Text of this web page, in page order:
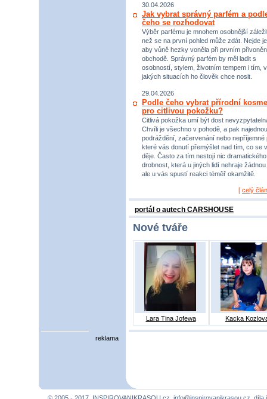
30.04.2026
Jak vybrat správný parfém a
čeho se rozhodovat
Výběr parfému je mnohem osobnější
než se na první pohled může zdát. Nejde
aby vůně hezky voněla při prvním
obchodě. Správný parfém by měl ladit s
osobností, stylem, životním tempem i tím, v
jakých situacích ho člověk chce nosit.
29.04.2026
Podle čeho vybrat přírodní
pro citlivou pokožku?
Citlivá pokožka umí být dost
Chvíli je všechno v pohodě, a pak
podráždění, začervenání nebo nepříjemné
které vás donutí přemýšlet nad tím, co se
děje. Často za tím nestojí nic
drobnost, která u jiných lidí nehraje žádnou
ale u vás spustí reakci téměř okamžitě.
[ celý
portál o autech CARSHOUSE
Nové tváře
Lara Tina Jofewa Kacka
reklama